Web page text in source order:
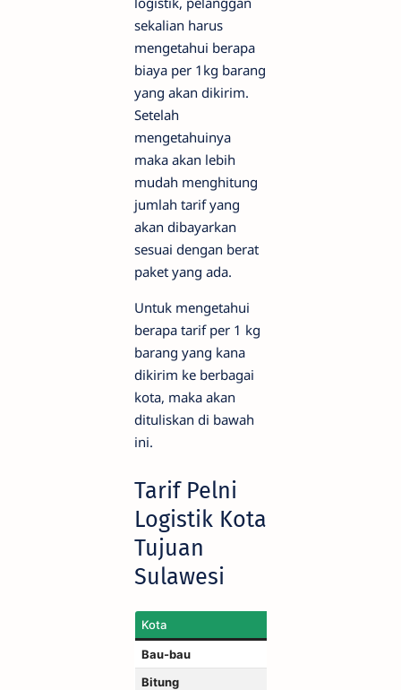
sekalian harus
mengetahui berapa
biaya per 1kg barang
yang akan dikirim.
Setelah
mengetahuinya
maka akan lebih
mudah menghitung
jumlah tarif yang
akan dibayarkan
sesuai dengan berat
paket yang ada.
Untuk mengetahui
berapa tarif per 1 kg
barang yang kana
dikirim ke berbagai
kota, maka akan
dituliskan di bawah
ini.
Tarif Pelni
Logistik Kota
Tujuan
Sulawesi
Kota
Bau-bau
Bitung